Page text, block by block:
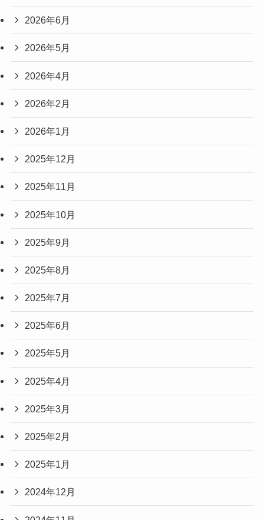
2026年6月
2026年5月
2026年4月
2026年2月
2026年1月
2025年12月
2025年11月
2025年10月
2025年9月
2025年8月
2025年7月
2025年6月
2025年5月
2025年4月
2025年3月
2025年2月
2025年1月
2024年12月